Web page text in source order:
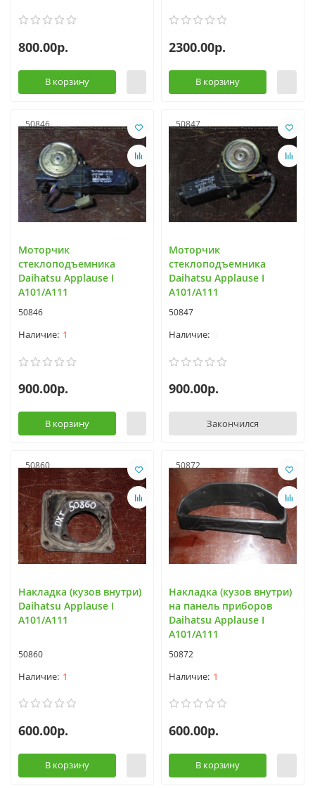
800.00р.
В корзину
2300.00р.
В корзину
50846
Моторчик
стеклоподъемника
Daihatsu Applause I
A101/A111
50846
1
900.00р.
В корзину
50847
Моторчик
стеклоподъемника
Daihatsu Applause I
A101/A111
50847
900.00р.
Закончился
50860
Накладка (кузов внутри)
Daihatsu Applause I
A101/A111
50860
1
600.00р.
В корзину
50872
Накладка (кузов внутри)
на панель приборов
Daihatsu Applause I
A101/A111
50872
1
600.00р.
В корзину